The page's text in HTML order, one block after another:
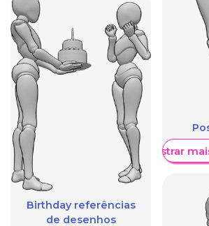
Birthday referências
de desenhos
Mostrar